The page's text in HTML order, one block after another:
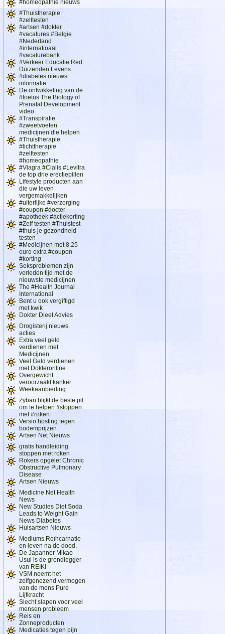
#homeopathie nieuws
#Thuistherapie
#zelftesten
#artsen #dokter
#vacatures #Belgie
#Nederland
#internatioaal
#vacaturebank
#Verkeer Educatie Red
Duizenden Levens
#diabetes nieuws
informatie
De ontwikkeling van de
#foetus The Biology of
Prenatal Development
video
#Transpiratie
#zweetvoeten
medicijnen die helpen
#Thuistherapie
#lichttherapie
#zelftesten
#homeopathie
#Viagra #Cialis #Levitra
de top drie erectiepillen
Lifestyle producten aan
die uw leven
vergemakkelijken
#uiterlijke #verzorging
#coupon #docter
#apotheek #actiekorting
#Zelf testen #Thuistest
#thuis je gezondheid
testen
#Medicijnen met 8.25
euro extra #coupon
#korting
Seksproblemen zijn
verleden tijd met de
nieuwste medicijnen
The #Health Journal
International
Bent u ook vergiftigd
met kwik
Dokter Dieet Advies
Drogisterij nieuws
acties
Extra veel geld
verdienen met
Medicijnen
Veel Geld verdienen
met Dokteronline
Overgewicht
veroorzaakt kanker
Weekaanbieding
Zyban blijkt de beste pil
om te helpen #stoppen
met #roken
Versio hosting tegen
bodemprijzen
Artsen Net Nieuws
gratis handleiding
stoppen met roken
Rokers opgelet Chronic
Obstructive Pulmonary
Disease
Artsen Nieuws
Medicine Net Health
News
New Studies Diet Soda
Leads to Weight Gain
News Diabetes
Huisartsen Nieuws
Mediums Reïncarnatie
en leven na de dood.
De Japanner Mikao
Usui is de grondlegger
van REIKI
VSM noemt het
zelfgenezend vermogen
van de mens Pure
Lijfkracht
Slecht slapen voor veel
mensen probleem
Reis en
Zonneproducten
Medicaties tegen pijn